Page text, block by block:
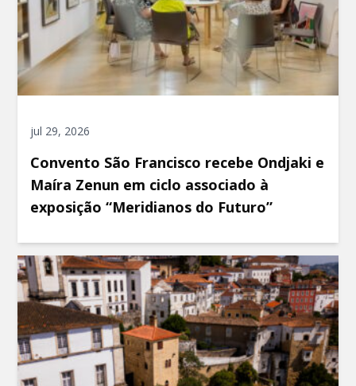
jul 29, 2026
Convento São Francisco recebe Ondjaki e
Maíra Zenun em ciclo associado à
exposição “Meridianos do Futuro”